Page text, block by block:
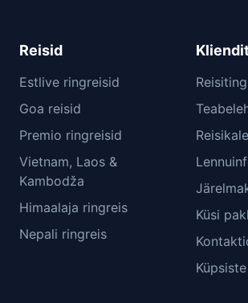
Reisid
Estlive ringreisid
Goa reisid
Premio ringreisid
Vietnam, Laos &
Kambodža
Himaalaja ringreis
Nepali ringreis
Küsi